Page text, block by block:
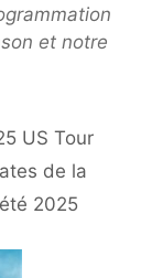
et notre
US Tour
de la
2025